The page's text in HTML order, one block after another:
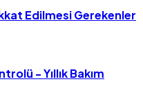
Edilmesi Gerekenler
- Yıllık Bakım